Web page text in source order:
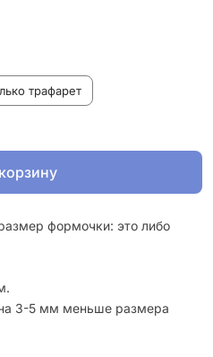
трафарет
формочки: это либо
3-5 мм меньше размера